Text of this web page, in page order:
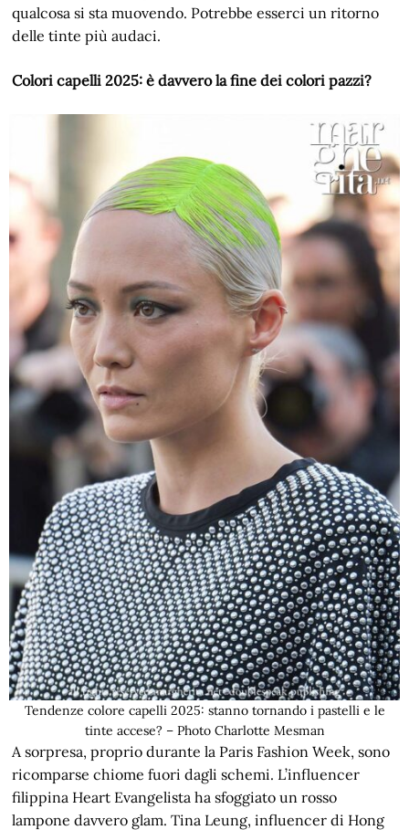
qualcosa si sta muovendo. Potrebbe esserci un ritorno
delle tinte più audaci.
Colori capelli 2025: è davvero la fine dei colori pazzi?
Tendenze colore capelli 2025: stanno tornando i pastelli e le
tinte accese? – Photo Charlotte Mesman
A sorpresa, proprio durante la Paris Fashion Week, sono
ricomparse chiome fuori dagli schemi. L’influencer
filippina Heart Evangelista ha sfoggiato un rosso
lampone davvero glam. Tina Leung, influencer di Hong